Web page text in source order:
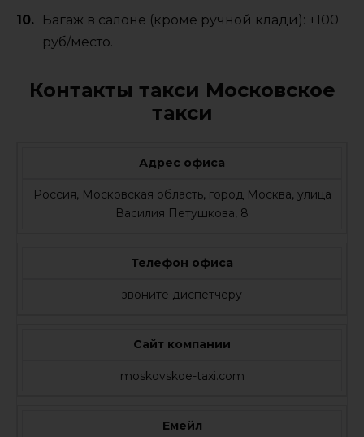
Багаж в салоне (кроме ручной клади): +100
руб/место.
Контакты такси Московское
такси
Адрес офиса
Россия, Московская область, город Москва, улица
Василия Петушкова, 8
Телефон офиса
звоните диспетчеру
Сайт компании
moskovskoe-taxi.com
Емейл